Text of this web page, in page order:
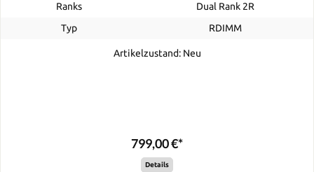
Ranks
Dual Rank 2R
Typ
RDIMM
Artikelzustand: Neu
799,00 €*
Details